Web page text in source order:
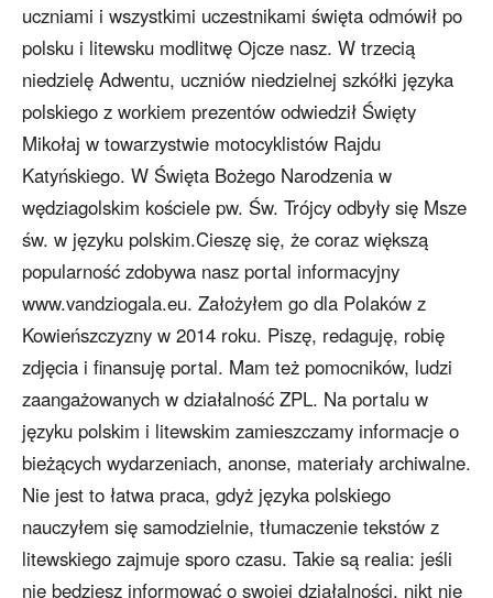
uczniami i wszystkimi uczestnikami święta odmówił po
polsku i litewsku modlitwę Ojcze nasz. W trzecią
niedzielę Adwentu, uczniów niedzielnej szkółki języka
polskiego z workiem prezentów odwiedził Święty
Mikołaj w towarzystwie motocyklistów Rajdu
Katyńskiego. W Święta Bożego Narodzenia w
wędziagolskim kościele pw. Św. Trójcy odbyły się Msze
św. w języku polskim.Cieszę się, że coraz większą
popularność zdobywa nasz portal informacyjny
www.vandziogala.eu. Założyłem go dla Polaków z
Kowieńszczyzny w 2014 roku. Piszę, redaguję, robię
zdjęcia i finansuję portal. Mam też pomocników, ludzi
zaangażowanych w działalność ZPL. Na portalu w
języku polskim i litewskim zamieszczamy informacje o
bieżących wydarzeniach, anonse, materiały archiwalne.
Nie jest to łatwa praca, gdyż języka polskiego
nauczyłem się samodzielnie, tłumaczenie tekstów z
litewskiego zajmuje sporo czasu. Takie są realia: jeśli
nie będziesz informować o swojej działalności, nikt nie